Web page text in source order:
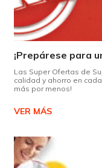
Las Super Ofertas de
calidad y ahorro en
más por menos!
VER MÁS